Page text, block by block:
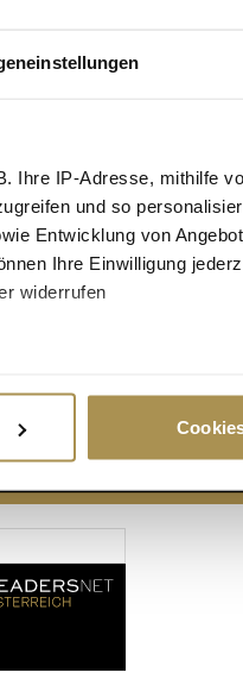
Ihre IP-Adresse, mithilfe
und so
Entwicklung von
Ihre Einwilligung
widerrufen
und legen Sie Ihre
für soziale Medien
Unsere Partner führen
haben oder die sie im